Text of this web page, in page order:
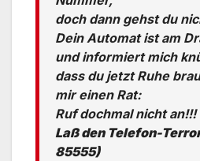
doch dann gehst du
Dein Automat ist am
und informiert mich
dass du jetzt Ruhe
mir einen Rat:
Ruf dochmal nicht an!!!
Laß den Telefon-
85555)